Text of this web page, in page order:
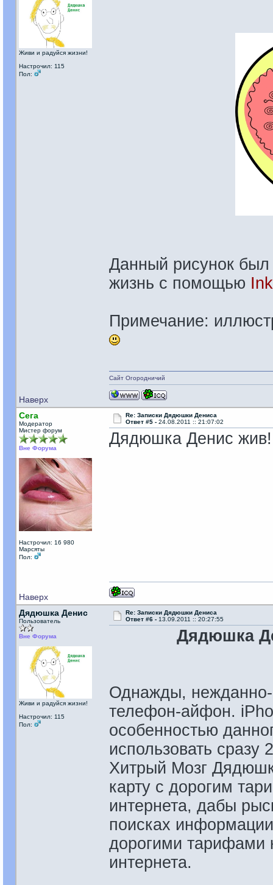
Живи и радуйся жизни!
Настрочил: 115
Пол:
Данный рисунок был
жизнь с помощью
Примечание:
Наверх
Сайт Огородничий
Сега
Модератор
Мистер форум
Вне Форума
Настрочил: 16 980
Марсяты
Пол:
Re: Записки Дядюшки Дениса
Ответ #5 - 24.08.2011 :: 21:07:02
Дядюшка Денис
Наверх
Дядюшка Денис
Пользователь
Вне Форума
Живи и радуйся жизни!
Настрочил: 115
Пол:
Re: Записки Дядюшки Дениса
Ответ #6 - 13.09.2011 :: 20:27:55
Дядюшка
Однажды,
телефон-айфон.
особенностью
использовать сразу
Хитрый Мозг
карту с дорогим
интернета, дабы
поисках
дорогими тарифами
интернета.